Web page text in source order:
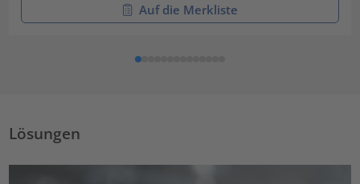
Auf die Merkliste
Lösungen